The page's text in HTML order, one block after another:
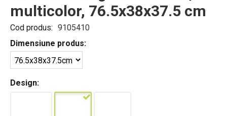
multicolor, 76.5x38x37.5 cm
Cod produs: 9105410
Dimensiune produs:
Design: